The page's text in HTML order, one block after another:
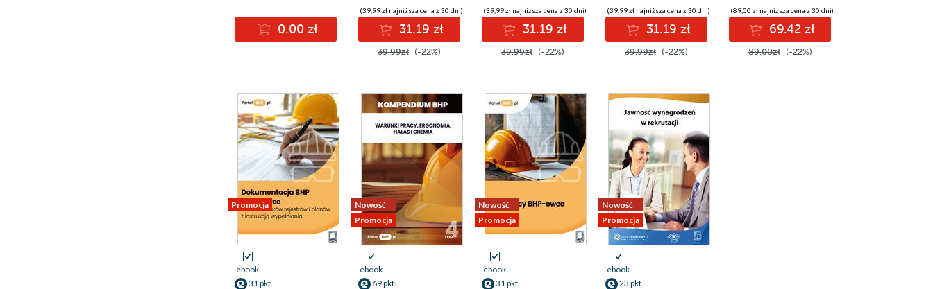
0.00 zł
(39,99 zł najniższa cena z 30 dni)
31.19 zł
39.99zł (-22%)
(39,99 zł najniższa cena z 30 dni)
31.19 zł
39.99zł (-22%)
(39,99 zł najniższa cena z 30 dni)
31.19 zł
39.99zł (-22%)
(89,00 zł najniższa cena z 30 dni)
69.42 zł
89.00zł (-22%)
Promocja
ebook
31 pkt
Nowość
Promocja
ebook
69 pkt
Nowość
Promocja
ebook
31 pkt
Nowość
Promocja
ebook
23 pkt